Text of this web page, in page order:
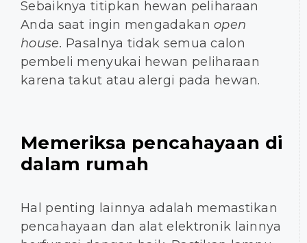
Sebaiknya titipkan hewan peliharaan
Anda saat ingin mengadakanopen
house. Pasalnya tidak semua calon
pembeli menyukai hewan peliharaan
karena takut atau alergi pada hewan.
Memeriksa pencahayaan di
dalam rumah
Hal penting lainnya adalah memastikan
pencahayaan dan alat elektronik lainnya